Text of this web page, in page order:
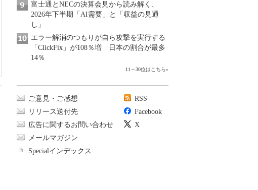
富士通とNECの決算会見から読み解く、
2026年下半期「AI需要」と「収益の見通
し」
エラー解消のつもりが自ら攻撃を実行する
「ClickFix」が108％増 日本の割合が最多
14％
11～30位はこちら»
ご意見・ご感想
リリース送付先
広告に関するお問い合わせ
メールマガジン
Specialインデックス
RSS
Facebook
X